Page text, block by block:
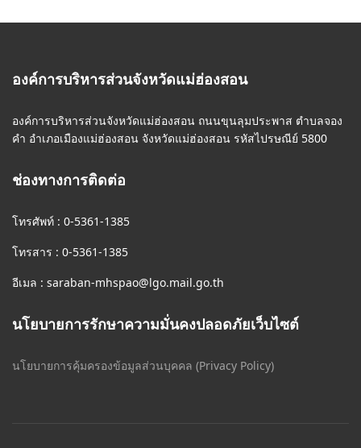
องค์การบริหารส่วนจังหวัดแม่ฮ่องสอน
องค์การบริหารส่วนจังหวัดแม่ฮ่องสอน ถนนขุนลุมประพาส ตำบลจอง
คำ อำเภอเมืองแม่ฮ่องสอน จังหวัดแม่ฮ่องสอน รหัสไปรษณีย์ 5800
ช่องทางการติดต่อ
โทรศัพท์ : 0-5361-1385
โทรสาร : 0-5361-1385
อีเมล : saraban-mhspao@lgo.mail.go.th
นโยบายการรักษาความมั่นคงปลอดภัยเว็บไซต์
นโยบายการคุ้มครองข้อมูลส่วนบุคคล (Privacy Policy)